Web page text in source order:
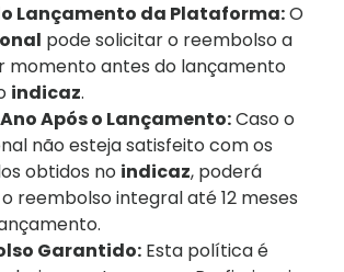
Lançamento da Plataforma:O
pode solicitar o reembolso a
momento antes do lançamento
indicaz.
Após o Lançamento:Caso o
não esteja satisfeito com os
obtidos no indicaz, poderá
reembolso integral até 12 meses
Garantido:Esta política é